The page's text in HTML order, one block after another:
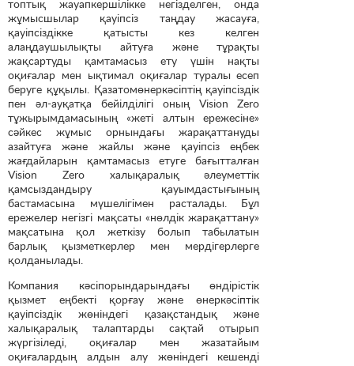
топтық жауапкершілікке негізделген, онда
жұмысшылар қауіпсіз таңдау жасауға,
қауіпсіздікке қатысты кез келген
алаңдаушылықты айтуға және тұрақты
жақсартуды қамтамасыз ету үшін нақты
оқиғалар мен ықтимал оқиғалар туралы есеп
беруге құқылы. Қазатомөнеркәсіптің қауіпсіздік
пен әл-ауқатқа бейілділігі оның Vision Zero
тұжырымдамасының «жеті алтын ережесіне»
сәйкес жұмыс орнындағы жарақаттануды
азайтуға және жайлы және қауіпсіз еңбек
жағдайларын қамтамасыз етуге бағытталған
Vision Zero халықаралық әлеуметтік
қамсыздандыру қауымдастығының
бастамасына мүшелігімен расталады. Бұл
ережелер негізгі мақсаты «нөлдік жарақаттану»
мақсатына қол жеткізу болып табылатын
барлық қызметкерлер мен мердігерлерге
қолданылады.
Компания кәсіпорындарындағы өндірістік
қызмет еңбекті қорғау және өнеркәсіптік
қауіпсіздік жөніндегі қазақстандық және
халықаралық талаптарды сақтай отырып
жүргізіледі, оқиғалар мен жазатайым
оқиғалардың алдын алу жөніндегі кешенді